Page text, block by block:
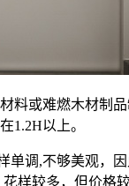
料或难燃木材制
1.2H以上。
单调,不够美观，
样较多，但价格